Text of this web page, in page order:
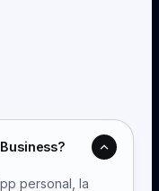
personal, la